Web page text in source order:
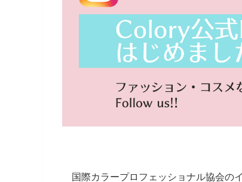
国際カラープロフェッショナル協会の